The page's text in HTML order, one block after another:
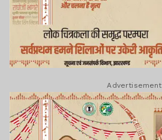
Advertisement